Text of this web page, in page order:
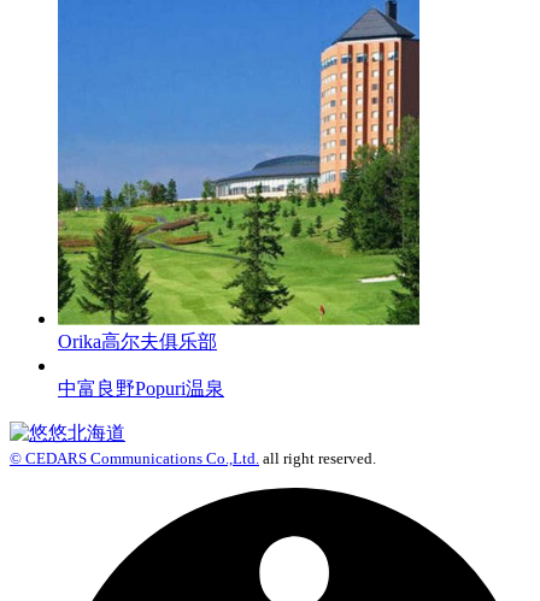
Orika高尔夫俱乐部
中富良野Popuri温泉
© CEDARS Communications Co.,Ltd. all right reserved.